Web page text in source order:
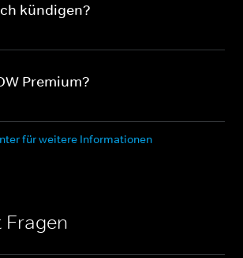
kündigen?
Premium?
für weitere Informationen
Fragen